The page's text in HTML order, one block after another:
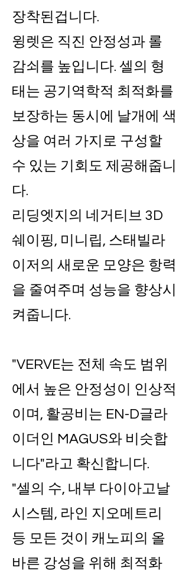
장착된겁니다.
윙렛은 직진 안정성과 롤
감쇠를 높입니다. 셀의 형
태는 공기역학적 최적화를
보장하는 동시에 날개에 색
상을 여러 가지로 구성할
수 있는 기회도 제공해줍니
다.
리딩엣지의 네거티브 3D
쉐이핑, 미니립, 스태빌라
이저의 새로운 모양은 항력
을 줄여주며 성능을 향상시
켜줍니다.
"VERVE는 전체 속도 범위
에서 높은 안정성이 인상적
이며, 활공비는 EN-D글라
이더인 MAGUS와 비슷합
니다"라고 확신합니다.
"셀의 수, 내부 다이아고날
시스템, 라인 지오메트리
등 모든 것이 캐노피의 올
바른 강성을 위해 최적화